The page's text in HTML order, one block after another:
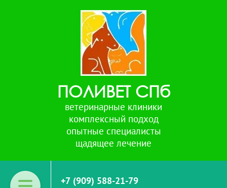
ПОЛИВЕТ СПб
ветеринарные клиники
комплексный подход
опытные специалисты
щадящее лечение
+7 (909) 588-21-79